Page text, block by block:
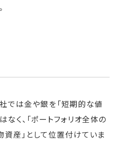
では金や銀を「短期的な値
なく、「ポートフォリオ全体の
産」として位置付けていま